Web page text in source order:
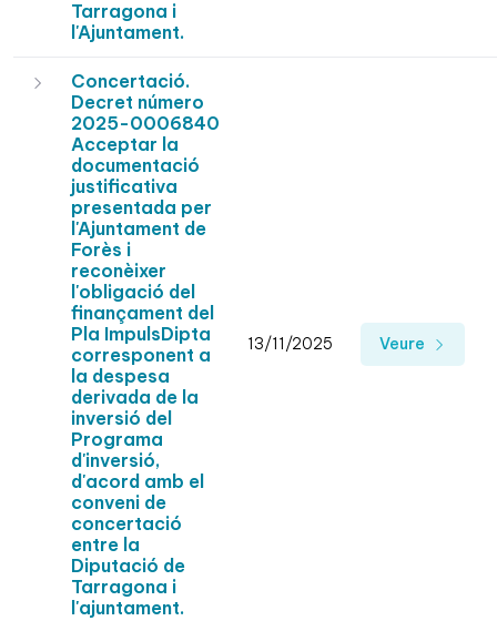
Tarragona i
l'Ajuntament.
Concertació.
Decret número
2025-0006840
Acceptar la
documentació
justificativa
presentada per
l'Ajuntament de
Forès i
reconèixer
l'obligació del
finançament del
Pla ImpulsDipta
corresponent a
la despesa
derivada de la
inversió del
Programa
d'inversió,
d'acord amb el
conveni de
concertació
entre la
Diputació de
Tarragona i
l'ajuntament.
13/11/2025 Veure